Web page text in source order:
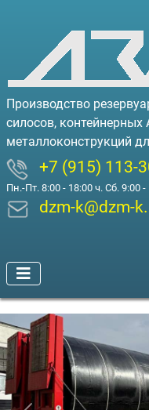
Производство
силосов, контейнерных
металлоконструкций
+7 (915) 113-
Пн.-Пт. 8:00 - 18:00 ч. Сб. 9:00 -
dzm-k@dzm-